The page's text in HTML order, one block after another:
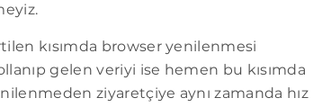
kısımda browser yenilenmesi
gelen veriyi ise hemen bu kısımda
ziyaretçiye aynı zamanda hız